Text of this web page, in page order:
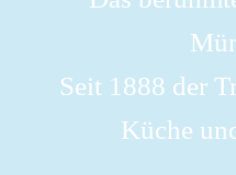
Seit 1888 der
Küche